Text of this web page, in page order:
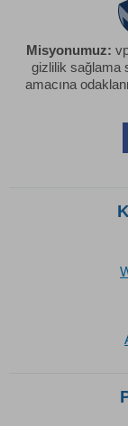
Misyonumuz:
gizlilik sağlama
amacına